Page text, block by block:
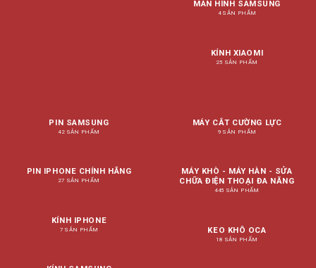
MÀN HÌNH SAMSUNG
4 SẢN PHẨM
KÍNH XIAOMI
25 SẢN PHẨM
PIN SAMSUNG
42 SẢN PHẨM
PIN IPHONE CHÍNH HÃNG
27 SẢN PHẨM
KÍNH IPHONE
7 SẢN PHẨM
MÁY CẮT CƯỜNG LỰC
9 SẢN PHẨM
MÁY KHÒ - MÁY HÀN - SỬA
CHỮA ĐIỆN THOẠI ĐA NĂNG
445 SẢN PHẨM
KEO KHÔ OCA
18 SẢN PHẨM